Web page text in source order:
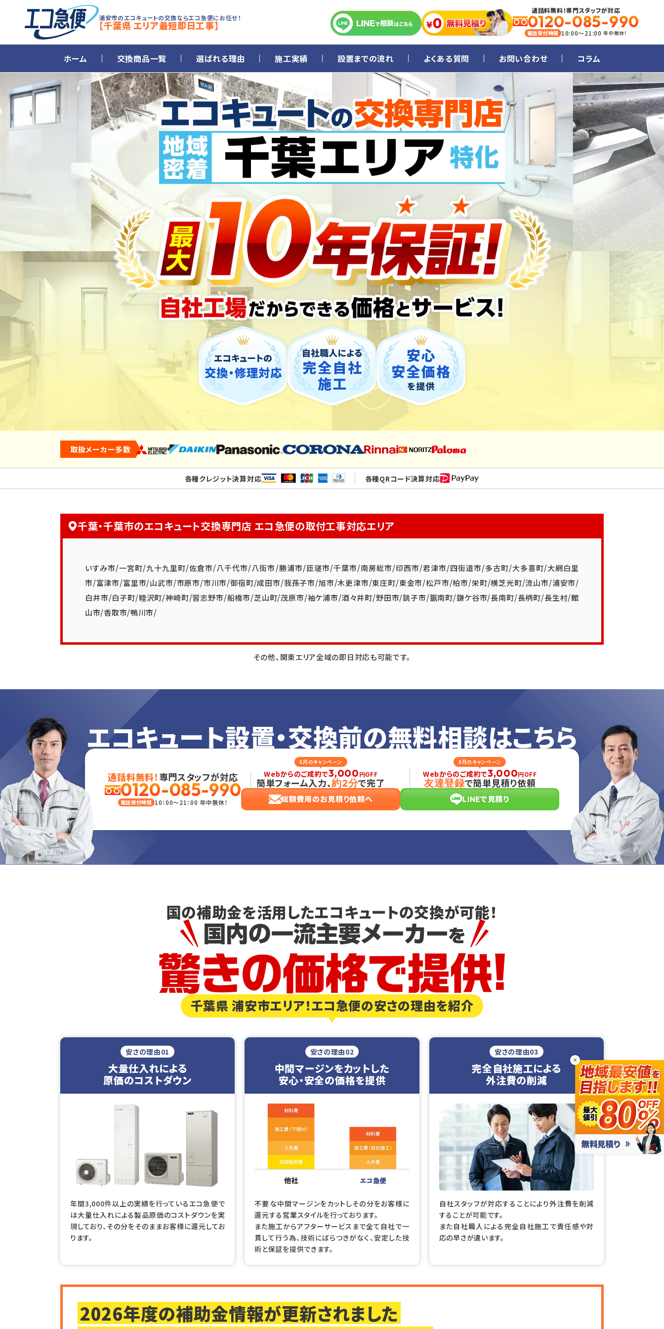
浦安市のエコキュートの交換ならエコ急便にお任せ！
【千葉県 エリア最短即日工事】
通話料無料！専門スタッフが対応
0120-085-990
電話受付時間 10:00～21:00年中無休！
ホーム 交換商品一覧 選ばれる理由 施工実績 設置までの流れ よくある質問 お問い合わせ コラム
取扱メーカー多数
各種クレジット決算対応 各種QRコード決算対応
千葉・千葉市のエコキュート交換専門店 エコ急便の取付工事対応エリア
いすみ市/一宮町/九十九里町/佐倉市/八千代市/八街市/勝浦市/匝瑳市/千葉市/南房総市/印西市/君津市/四街道市/多古町/大多喜町/大網白里
市/富津市/富里市/山武市/市原市/市川市/御宿町/成田市/我孫子市/旭市/木更津市/東庄町/東金市/松戸市/柏市/栄町/横芝光町/流山市/浦安市/
白井市/白子町/睦沢町/神崎町/習志野市/船橋市/芝山町/茂原市/袖ケ浦市/酒々井町/野田市/銚子市/鋸南町/鎌ケ谷市/長南町/長柄町/長生村/館
山市/香取市/鴨川市/
その他、関東エリア全域の即日対応も可能です。
エコキュート設置・交換前の無料相談はこちら
通話料無料！専門スタッフが対応
0120-085-990
電話受付時間 10：00～21：00 年中無休！
Webからのご成約で3,000円OFF
8月のキャンペーン
簡単フォーム入力、約2分で完了
総額費用のお見積り依頼へ
Webからのご成約で3,000円OFF
8月のキャンペーン
友達登録で簡単見積り依頼
LINEで見積り
国の補助金を活用したエコキュートの交換が可能！
千葉県 浦安市エリア！エコ急便の安さの理由を紹介
安さの理由01
大量仕入れによる
原価のコストダウン
年間3,000件以上の実績を行っているエコ急便で
は大量仕入れによる製品原価のコストダウンを実
現しており、その分をそのままお客様に還元してお
ります。
安さの理由02
中間マージンをカットした
安心・安全の価格を提供
不要な中間マージンをカットしその分をお客様に
還元する営業スタイルを行っております。
また施工からアフターサービスまで全て自社で一
貫して行う為、技術にばらつきがなく、安定した技
術と保証を提供できます。
安さの理由03
完全自社施工による
外注費の削減
自社スタッフが対応することにより外注費を削減
することが可能です。
また自社職人による完全自社施工で責任感や対
応の早さが違います。
2026年度の補助金情報が更新されました
×